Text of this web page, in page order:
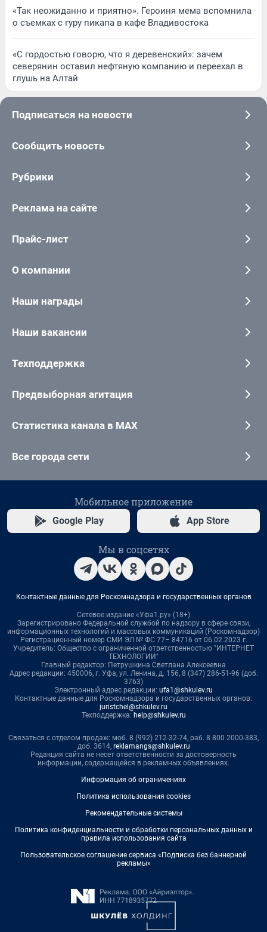
«Так неожиданно и приятно». Героиня мема вспомнила
о съемках с гуру пикапа в кафе Владивостока
«С гордостью говорю, что я деревенский»: зачем
северянин оставил нефтяную компанию и переехал в
глушь на Алтай
Подписаться на новости
Сообщить новость
Рубрики
Реклама на сайте
Прайс-лист
О компании
Наши награды
Наши вакансии
Техподдержка
Предвыборная агитация
Статистика канала в MAX
Все города сети
Мобильное приложение
Google Play App Store
Мы в соцсетях
Контактные данные для Роскомнадзора и государственных органов
Сетевое издание «Уфа1.ру» (18+)
Зарегистрировано Федеральной службой по надзору в сфере связи,
информационных технологий и массовых коммуникаций (Роскомнадзор)
Регистрационный номер СМИ ЭЛ № ФС 77– 84716 от 06.02.2023 г.
Учредитель: Общество с ограниченной ответственностью "ИНТЕРНЕТ
ТЕХНОЛОГИИ"
Главный редактор: Петрушкина Светлана Алексеевна
Адрес редакции: 450006, г. Уфа, ул. Ленина, д. 156, 8 (347) 286-51-96 (доб.
3763)
Электронный адрес редакции: ufa1@shkulev.ru
Контактные данные для Роскомнадзора и государственных органов:
juristchel@shkulev.ru
Техподдержка: help@shkulev.ru
Связаться с отделом продаж: моб. 8 (992) 212-32-74, раб. 8 800 2000-383,
доб. 3614, reklamangs@shkulev.ru
Редакция сайта не несет ответственности за достоверность
информации, содержащейся в рекламных объявлениях.
Информация об ограничениях
Политика использования cookies
Рекомендательные системы
Политика конфиденциальности и обработки персональных данных и
правила использования сайта
Пользовательское соглашение сервиса «Подписка без баннерной
рекламы»